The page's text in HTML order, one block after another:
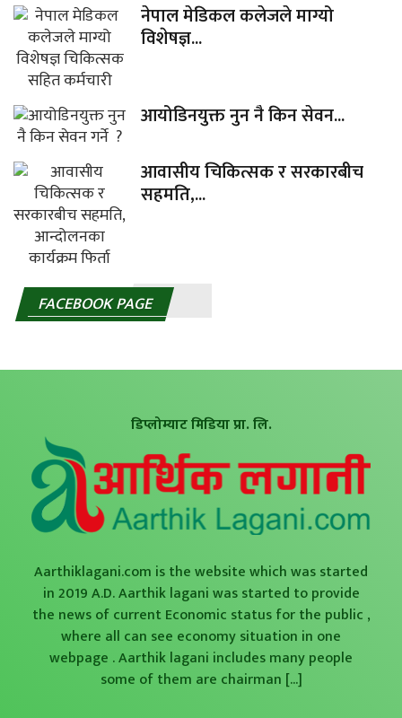
नेपाल मेडिकल कलेजले माग्यो
विशेषज्ञ...
आयोडिनयुक्त नुन नै किन सेवन...
आवासीय चिकित्सक र सरकारबीच
सहमति,...
FACEBOOK PAGE
डिप्लोम्याट मिडिया प्रा. लि.
Aarthiklagani.com is the website which was started
in 2019 A.D. Aarthik lagani was started to provide
the news of current Economic status for the public ,
where all can see economy situation in one
webpage . Aarthik lagani includes many people
some of them are chairman [...]